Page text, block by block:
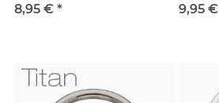
8,95 € *
9,95 €